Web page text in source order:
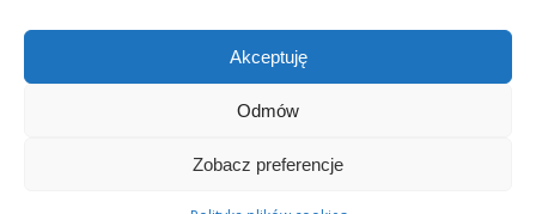
Akceptuję
Odmów
Zobacz preferencje
World